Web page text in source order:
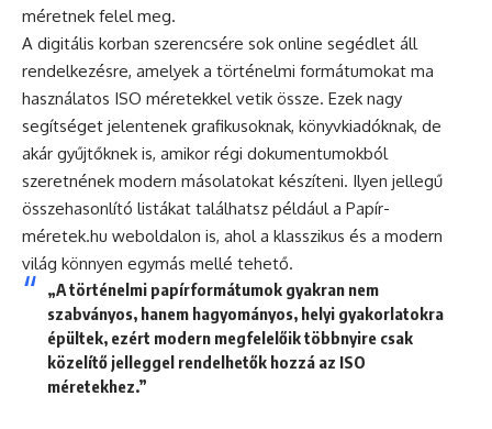
méretnek felel meg.
A digitális korban szerencsére sok online segédlet áll
rendelkezésre, amelyek a történelmi formátumokat ma
használatos ISO méretekkel vetik össze. Ezek nagy
segítséget jelentenek grafikusoknak, könyvkiadóknak, de
akár gyűjtőknek is, amikor régi dokumentumokból
szeretnének modern másolatokat készíteni. Ilyen jellegű
összehasonlító listákat találhatsz például a Papír-
méretek.hu weboldalon is, ahol a klasszikus és a modern
világ könnyen egymás mellé tehető.
„A történelmi papírformátumok gyakran nem
szabványos, hanem hagyományos, helyi gyakorlatokra
épültek, ezért modern megfelelőik többnyire csak
közelítő jelleggel rendelhetők hozzá az ISO
méretekhez.”